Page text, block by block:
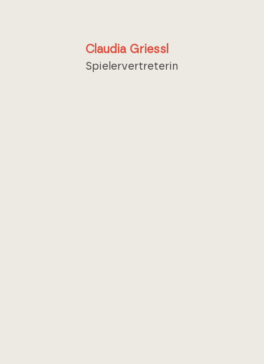
Claudia Griessl
Spielervertreterin